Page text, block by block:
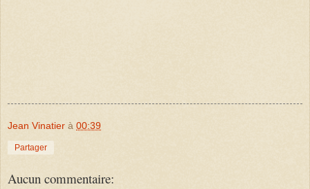
Jean Vinatier à 00:39
Partager
Aucun commentaire: